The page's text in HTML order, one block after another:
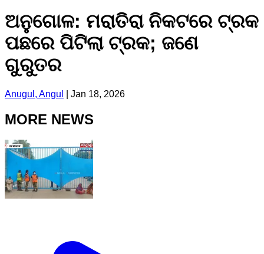
ଅନୁଗୋଳ: ମରାତିରା ନିକଟରେ ଟ୍ରକ
ପଛରେ ପିଟିଲା ଟ୍ରକ; ଜଣେ
ଗୁରୁତର
Anugul, Angul Jan 18, 2026
MORE NEWS